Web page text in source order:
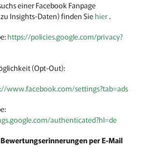
einer Facebook Fanpage
Insights-Daten) finden Siehier.
https://policies.google.com/privacy?
(Opt-Out):
www.facebook.com/settings?tab=ads
authenticated?hl=de
per E-Mail